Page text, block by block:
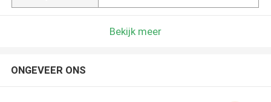
Bekijk meer
ONGEVEER ONS